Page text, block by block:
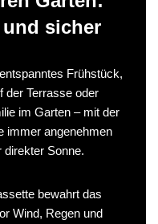
sicher
Frühstück,
der Terrasse oder
im Garten – mit der
immer angenehmen
direkter Sonne.
bewahrt das
Wind, Regen und